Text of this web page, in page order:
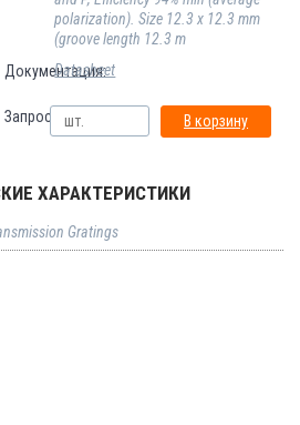
polarization). Size 12.3 x 12.3 mm
(groove length 12.3 m
Документация:
Datasheet
Запрос: В корзину
ХАРАКТЕРИСТИКИ
Gratings